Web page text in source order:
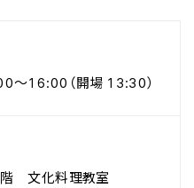
〜16:00（開場 13:30）
文化料理教室